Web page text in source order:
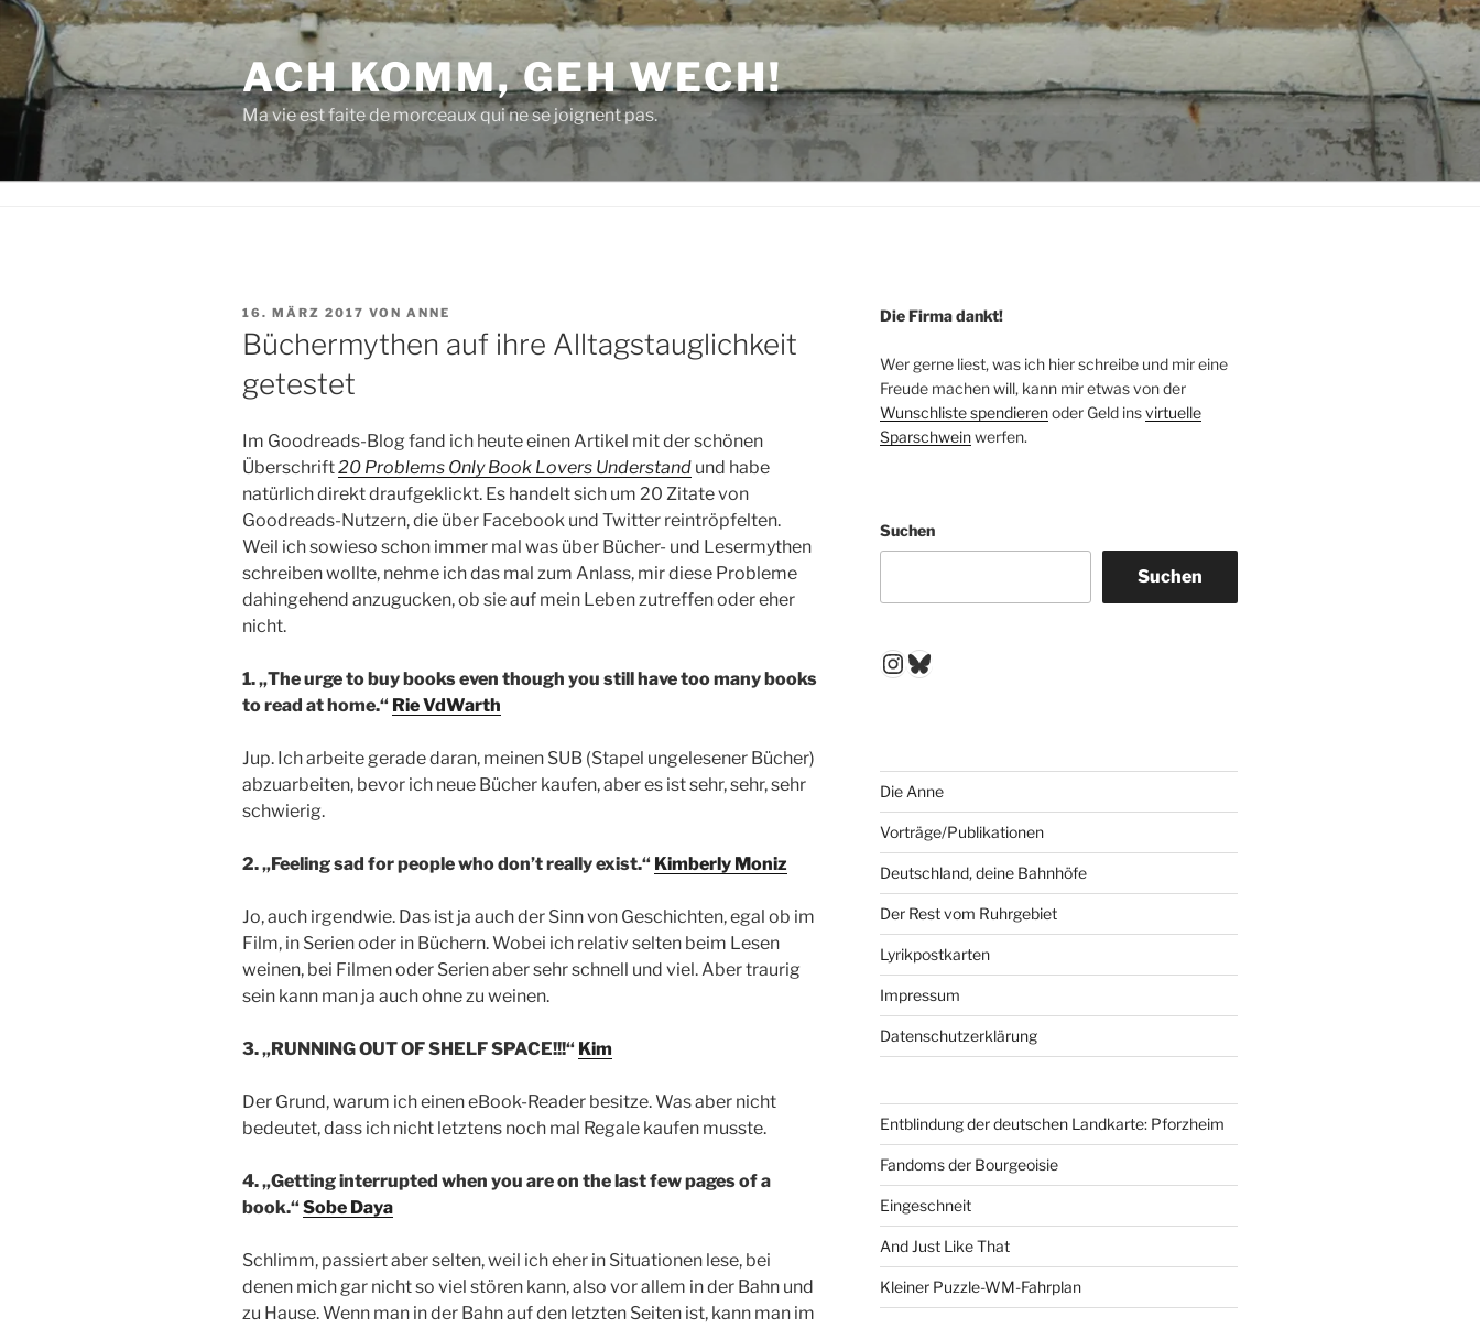
Zum
Inhalt
springen
ACH KOMM, GEH WECH!
Ma vie est faite de morceaux qui ne se joignent pas.
VERÖFFENTLICHT
AM
16. MÄRZ 2017 VON ANNE
Büchermythen auf ihre Alltagstauglichkeit
getestet
Im Goodreads-Blog fand ich heute einen Artikel mit der schönen
Überschrift20 Problems Only Book Lovers Understand und habe
natürlich direkt draufgeklickt. Es handelt sich um 20 Zitate von
Goodreads-Nutzern, die über Facebook und Twitter reintröpfelten.
Weil ich sowieso schon immer mal was über Bücher- und Lesermythen
schreiben wollte, nehme ich das mal zum Anlass, mir diese Probleme
dahingehend anzugucken, ob sie auf mein Leben zutreffen oder eher
nicht.
1. „The urge to buy books even though you still have too many books
to read at home.“ Rie VdWarth
Jup. Ich arbeite gerade daran, meinen SUB (Stapel ungelesener Bücher)
abzuarbeiten, bevor ich neue Bücher kaufen, aber es ist sehr, sehr, sehr
schwierig.
2. „Feeling sad for people who don’t really exist.“ Kimberly Moniz
Jo, auch irgendwie. Das ist ja auch der Sinn von Geschichten, egal ob im
Film, in Serien oder in Büchern. Wobei ich relativ selten beim Lesen
weinen, bei Filmen oder Serien aber sehr schnell und viel. Aber traurig
sein kann man ja auch ohne zu weinen.
3. „RUNNING OUT OF SHELF SPACE!!!“ Kim
Der Grund, warum ich einen eBook-Reader besitze. Was aber nicht
bedeutet, dass ich nicht letztens noch mal Regale kaufen musste.
4. „Getting interrupted when you are on the last few pages of a
book.“Sobe Daya
Schlimm, passiert aber selten, weil ich eher in Situationen lese, bei
denen mich gar nicht so viel stören kann, also vor allem in der Bahn und
zu Hause. Wenn man in der Bahn auf den letzten Seiten ist, kann man im
Die Firma dankt!
Wer gerne liest, was ich hier schreibe und mir eine
Freude machen will, kann mir etwas von der
Wunschliste spendierenoder Geld insvirtuelle
Sparschweinwerfen.
Suchen
Suchen
Instagram
Bluesky
Die Anne
Vorträge/Publikationen
Deutschland, deine Bahnhöfe
Der Rest vom Ruhrgebiet
Lyrikpostkarten
Impressum
Datenschutzerklärung
Entblindung der deutschen Landkarte: Pforzheim
Fandoms der Bourgeoisie
Eingeschneit
And Just Like That
Kleiner Puzzle-WM-Fahrplan